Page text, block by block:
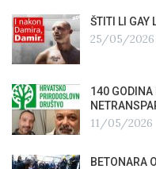
ŠTITI LI GAY
25/05/2026
140 GODINA
11/05/2026
BETONARA